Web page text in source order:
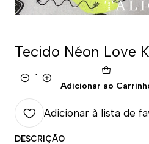
Tecido Néon Love
QuantidadeAdicionar ao
Adicionar à lista de
DESCRIÇÃO